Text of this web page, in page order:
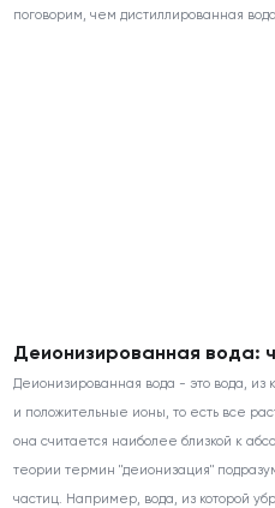
поговорим, чем дистиллированная
Деионизированная вода:
Деионизированная вода - это вода, из
и положительные ионы, то есть все
она считается наиболее близкой к
теории термин "деионизация"
частиц. Например, вода, из которой